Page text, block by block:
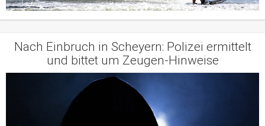
Nach Einbruch in Scheyern: Polizei ermittelt
und bittet um Zeugen-Hinweise